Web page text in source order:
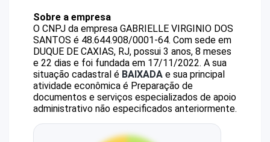
Sobre a empresa
O CNPJ da empresa GABRIELLE VIRGINIO DOS
SANTOS é 48.644.908/0001-64. Com sede em
DUQUE DE CAXIAS, RJ, possui 3 anos, 8 meses
e 22 dias e foi fundada em 17/11/2022. A sua
situação cadastral é BAIXADA e sua principal
atividade econômica é Preparação de
documentos e serviços especializados de apoio
administrativo não especificados anteriormente.